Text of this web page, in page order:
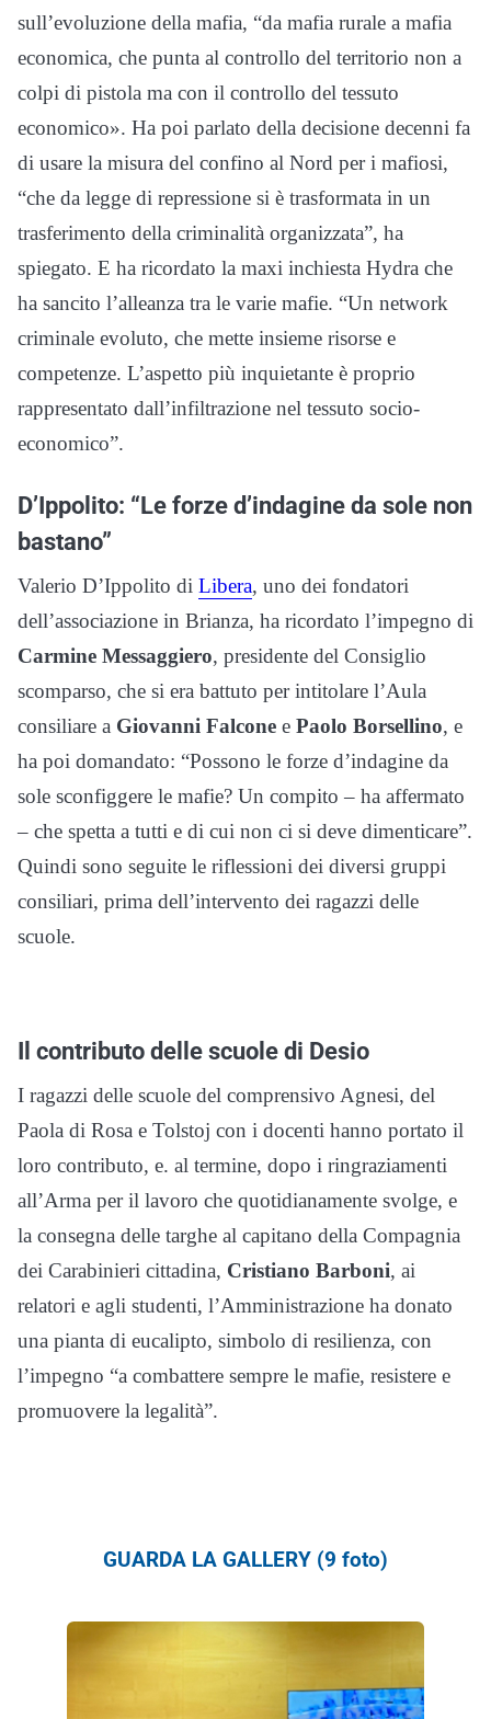
sull’evoluzione della mafia, “da mafia rurale a mafia
economica, che punta al controllo del territorio non a
colpi di pistola ma con il controllo del tessuto
economico». Ha poi parlato della decisione decenni fa
di usare la misura del confino al Nord per i mafiosi,
“che da legge di repressione si è trasformata in un
trasferimento della criminalità organizzata”, ha
spiegato. E ha ricordato la maxi inchiesta Hydra che
ha sancito l’alleanza tra le varie mafie. “Un network
criminale evoluto, che mette insieme risorse e
competenze. L’aspetto più inquietante è proprio
rappresentato dall’infiltrazione nel tessuto socio-
economico”.
D’Ippolito: “Le forze d’indagine da sole non
bastano”
Valerio D’Ippolito di Libera, uno dei fondatori
dell’associazione in Brianza, ha ricordato l’impegno di
Carmine Messaggiero, presidente del Consiglio
scomparso, che si era battuto per intitolare l’Aula
consiliare a Giovanni Falcone e Paolo Borsellino, e
ha poi domandato: “Possono le forze d’indagine da
sole sconfiggere le mafie? Un compito – ha affermato
– che spetta a tutti e di cui non ci si deve dimenticare”.
Quindi sono seguite le riflessioni dei diversi gruppi
consiliari, prima dell’intervento dei ragazzi delle
scuole.
Il contributo delle scuole di Desio
I ragazzi delle scuole del comprensivo Agnesi, del
Paola di Rosa e Tolstoj con i docenti hanno portato il
loro contributo, e. al termine, dopo i ringraziamenti
all’Arma per il lavoro che quotidianamente svolge, e
la consegna delle targhe al capitano della Compagnia
dei Carabinieri cittadina, Cristiano Barboni, ai
relatori e agli studenti, l’Amministrazione ha donato
una pianta di eucalipto, simbolo di resilienza, con
l’impegno “a combattere sempre le mafie, resistere e
promuovere la legalità”.
GUARDA LA GALLERY (9 foto)